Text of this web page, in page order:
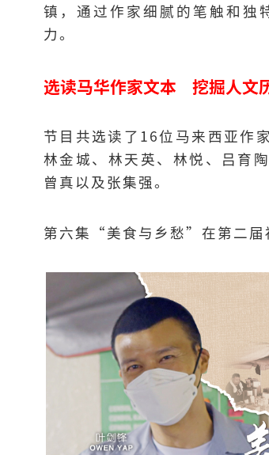
镇，通过作家细腻的笔触和独
力。
选读马华作家文本 挖掘人文
节目共选读了16位马来西亚作
林金城、林天英、林悦、吕育
曾真以及张集强。
第六集“美食与乡愁”在第二届